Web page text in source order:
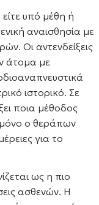
υπό μέθη ή
αναισθησία με
Οι αντενδείξεις
άτομα με
ιστορικό. Σε
ποια μέθοδος
μόνο ο θεράπων
για το
ως η πιο
ασθενών. Η